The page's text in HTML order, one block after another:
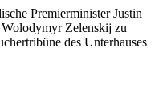
Premierminister Justin
Wolodymyr Zelenskij zu
des Unterhauses